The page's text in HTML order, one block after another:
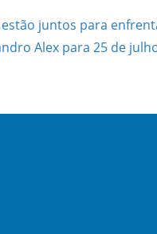
juntos para
Alex para 25 de